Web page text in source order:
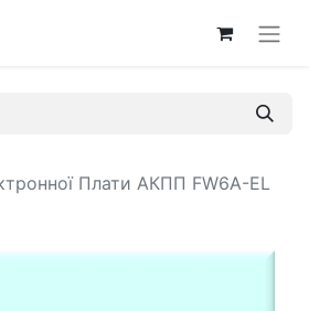
Плати АКПП FW6A-EL